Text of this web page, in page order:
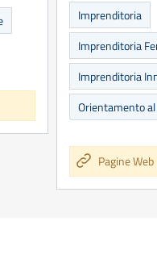
Pagine Web
Imprenditoria
Imprenditoria
Imprenditoria
Orientamento